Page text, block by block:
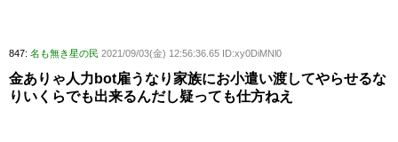
847: 名も無き星の民 2021/09/03(金) 12:56:36.65 ID:xy0DiMNl0
金ありゃ人力bot雇うなり家族にお小遣い渡してやらせるな
りいくらでも出来るんだし疑っても仕方ねえ